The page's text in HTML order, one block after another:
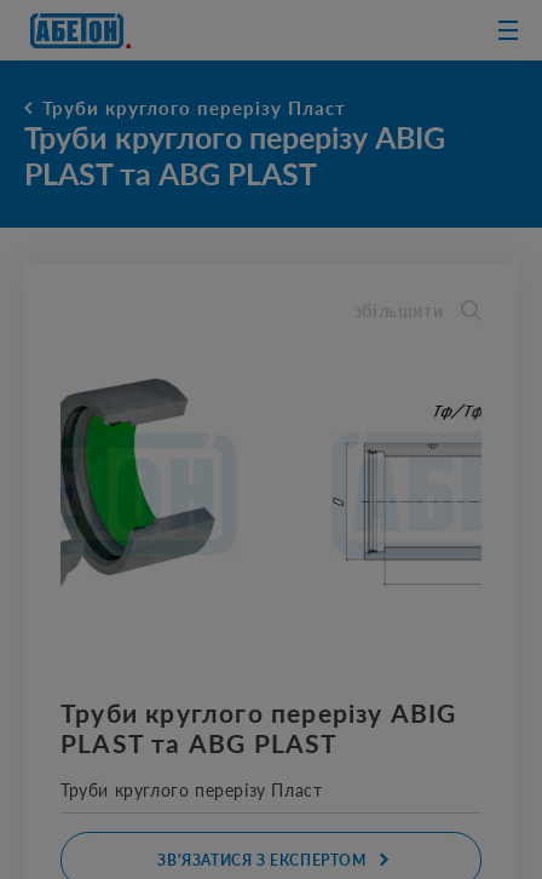
очисні споруди
Труби круглого перерізу Пласт
Труби круглого перерізу ABIG
PLAST та ABG PLAST
Труби круглого перерізу ABIG
PLAST та ABG PLAST
Труби круглого перерізу Пласт
ЗВ'ЯЗАТИСЯ З ЕКСПЕРТОМ